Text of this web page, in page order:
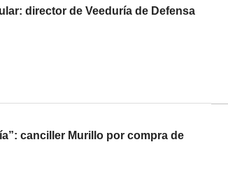
director de Veeduría de Defensa
canciller Murillo por compra de